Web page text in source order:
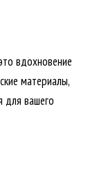
вдохновение
материалы,
для вашего